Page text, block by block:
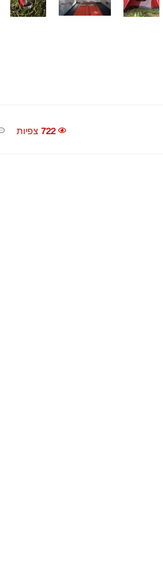
722 צפיות